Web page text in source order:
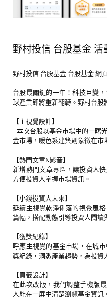
野村投信 台股基金
野村投信 台股基金 台股基金 網
台股最關鍵的一年！科技巨變
球產業即將重新翻轉。野村台股
【主視覺設計】
本次台股以基金市場中的一曙
金市場，暖色系建築則象徵在
【熱門文章&影音】
新增熱門文章專區，讓投資人
方便投資人掌握市場資訊。
【小錢投資大未來】
延續主視覺乾淨俐落的視覺風
篇幅，搭配動態引導投資人閱
【獲獎紀錄】
呼應主視覺的基金市場，在城
獎紀錄，洞悉產業趨勢，為投
【頁籤設計】
在此次改版，我們調整手機版
人能在一屏中清楚瀏覽基金資